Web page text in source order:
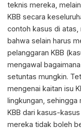
teknis mereka,
KBB secara
contoh kasus di
bahwa selain harus
pelanggaran KBB
mengawal
setuntas mungkin.
mengenai kaitan isu
lingkungan,
KBB dari kasus-
mereka tidak boleh